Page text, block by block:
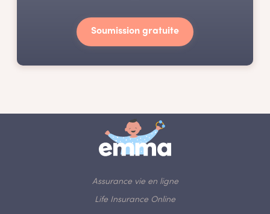
Soumission gratuite
Assurance vie en ligne
Life Insurance Online